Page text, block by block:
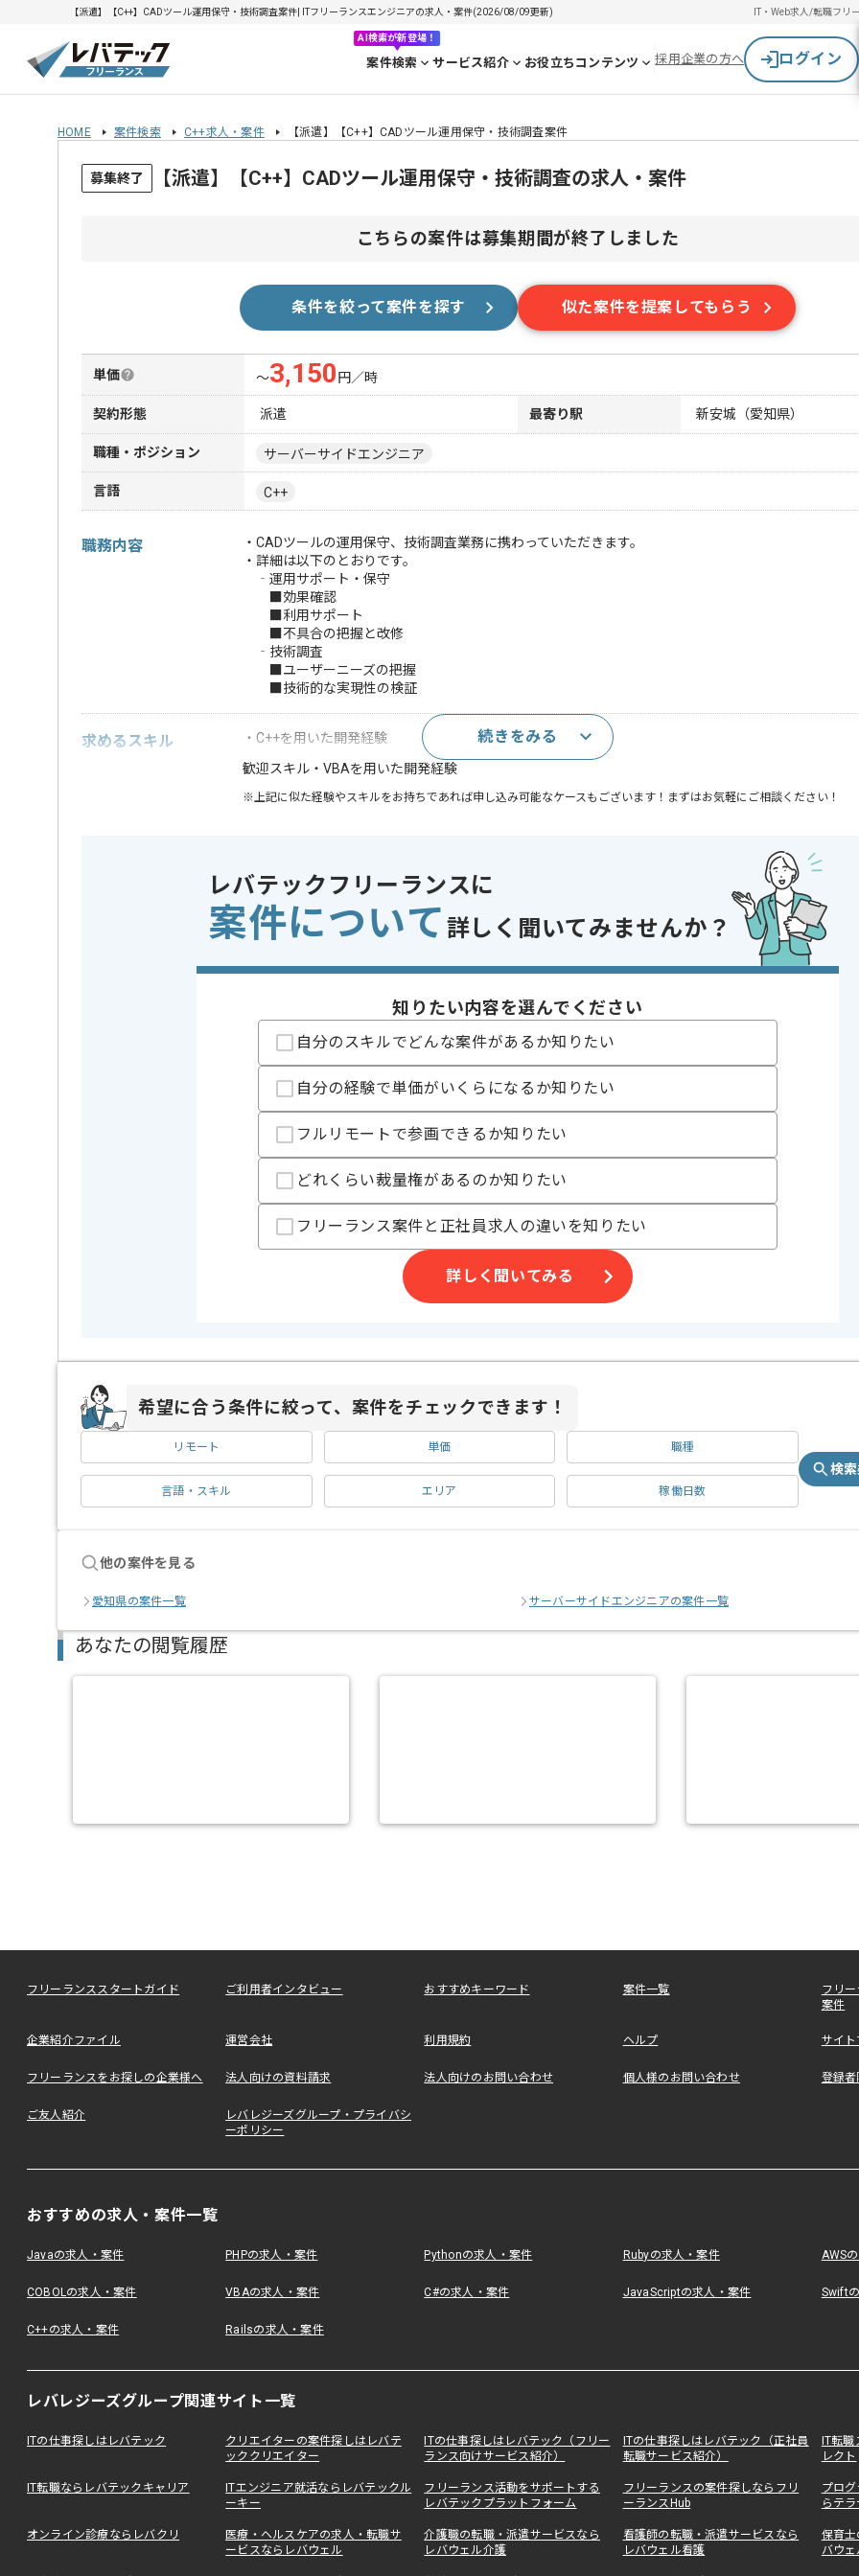
【派遣】【C++】CADツール運用保守・技術調査案件| ITフリーランスエンジニアの求人・案件(2026/08/09更新) IT・Web求人/転職フリ
AI検索が新登場！
案件検索 サービス紹介 お役立ちコンテンツ 採用企業の方へ ログイン
HOME 案件検索 C++求人・案件 【派遣】【C++】CADツール運用保守・技術調査案件
募集終了 【派遣】【C++】CADツール運用保守・技術調査の求人・案件
こちらの案件は募集期間が終了しました
条件を絞って案件を探す 似た案件を提案してもらう
単価 〜3,150 円／時
契約形態 派遣 最寄り駅 新安城（愛知県）
職種・ポジション サーバーサイドエンジニア
言語 C++
職務内容
・CADツールの運用保守、技術調査業務に携わっていただきます。
・詳細は以下のとおりです。
‐運用サポート・保守
■効果確認
■利用サポート
■不具合の把握と改修
‐技術調査
■ユーザーニーズの把握
■技術的な実現性の検証
求めるスキル
・C++を用いた開発経験
歓迎スキル ・VBAを用いた開発経験
※上記に似た経験やスキルをお持ちであれば申し込み可能なケースもございます！まずはお気軽にご相談ください！
本企業様は東海エリアを中心に多数の案件を保有しており、別案件へのスライドを通じた長期的なご参画等も可能でございま
レバテックからの参画実績が豊富な企業様の案件ですので、安心してご参画いただけます。
続きをみる
レバテックフリーランスに
案件について 詳しく聞いてみませんか？
知りたい内容を選んでください
自分のスキルでどんな案件があるか知りたい
自分の経験で単価がいくらになるか知りたい
フルリモートで参画できるか知りたい
どれくらい裁量権があるのか知りたい
フリーランス案件と正社員求人の違いを知りたい
詳しく聞いてみる
希望に合う条件に絞って、案件をチェックできます！
リモート 単価 職種
言語・スキル エリア 稼働日数
検
他の案件を見る
愛知県の案件一覧 サーバーサイドエンジニアの案件一覧
あなたの閲覧履歴
フリーランススタートガイド ご利用者インタビュー おすすめキーワード 案件一覧
フリ
案件
企業紹介ファイル 運営会社 利用規約 ヘルプ サイ
フリーランスをお探しの企業様へ 法人向けの資料請求 法人向けのお問い合わせ 個人様のお問い合わせ 登録
ご友人紹介
レバレジーズグループ・プライバシ
ーポリシー
おすすめの求人・案件一覧
Javaの求人・案件 PHPの求人・案件 Pythonの求人・案件 Rubyの求人・案件 AWS
COBOLの求人・案件 VBAの求人・案件 C#の求人・案件 JavaScriptの求人・案件 Swift
C++の求人・案件 Railsの求人・案件
レバレジーズグループ関連サイト一覧
ITの仕事探しはレバテック
クリエイターの案件探しはレバテ
ッククリエイター
ITの仕事探しはレバテック（フリー
ランス向けサービス紹介）
ITの仕事探しはレバテック（正社員
転職サービス紹介）
IT転
レクト
IT転職ならレバテックキャリア
ITエンジニア就活ならレバテックル
ーキー
フリーランス活動をサポートする
レバテックプラットフォーム
フリーランスの案件探しならフリ
ーランスHub
プロ
らテ
オンライン診療ならレバクリ
医療・ヘルスケアの求人・転職サ
ービスならレバウェル
介護職の転職・派遣サービスなら
レバウェル介護
看護師の転職・派遣サービスなら
レバウェル看護
保育
バウ